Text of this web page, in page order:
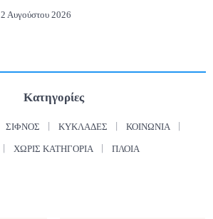
2 Αυγούστου 2026
Κατηγορίες
ΣΊΦΝΟΣ ΚΥΚΛΆΔΕΣ ΚΟΙΝΩΝΊΑ
ΧΩΡΊΣ ΚΑΤΗΓΟΡΊΑ ΠΛΟΊΑ